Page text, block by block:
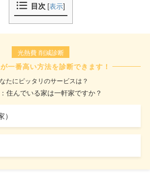
目次 [表示]
光熱費 削減診断
一番高い方法を診断できます！
たにピッタリのサービスは？
住んでいる家は一軒家ですか？